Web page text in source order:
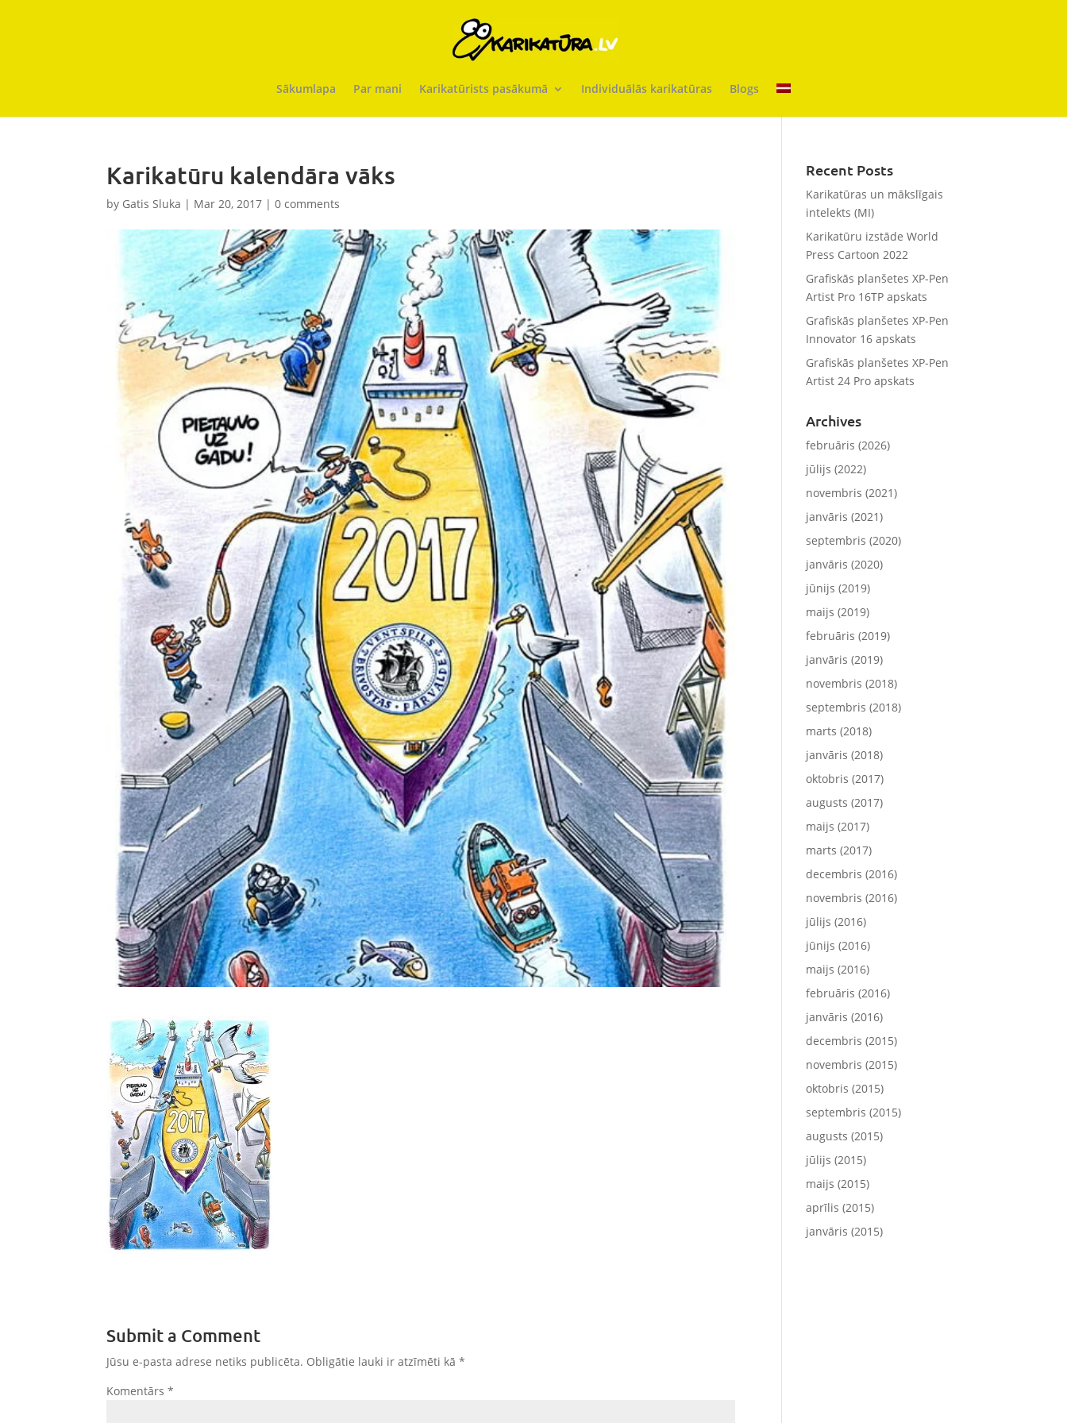
Sākumlapa Par mani Karikatūrists pasākumā Individuālās karikatūras Blogs
Karikatūru kalendāra vāks
by Gatis Sluka | Mar 20, 2017 |0 comments
Submit a Comment
Jūsu e-pasta adrese netiks publicēta. Obligātie lauki ir atzīmēti kā*
Komentārs*
Recent Posts
Karikatūras un mākslīgais
intelekts (MI)
Karikatūru izstāde World
Press Cartoon 2022
Grafiskās planšetes XP-Pen
Artist Pro 16TP apskats
Grafiskās planšetes XP-Pen
Innovator 16 apskats
Grafiskās planšetes XP-Pen
Artist 24 Pro apskats
Archives
februāris (2026)
jūlijs (2022)
novembris (2021)
janvāris (2021)
septembris (2020)
janvāris (2020)
jūnijs (2019)
maijs (2019)
februāris (2019)
janvāris (2019)
novembris (2018)
septembris (2018)
marts (2018)
janvāris (2018)
oktobris (2017)
augusts (2017)
maijs (2017)
marts (2017)
decembris (2016)
novembris (2016)
jūlijs (2016)
jūnijs (2016)
maijs (2016)
februāris (2016)
janvāris (2016)
decembris (2015)
novembris (2015)
oktobris (2015)
septembris (2015)
augusts (2015)
jūlijs (2015)
maijs (2015)
aprīlis (2015)
janvāris (2015)